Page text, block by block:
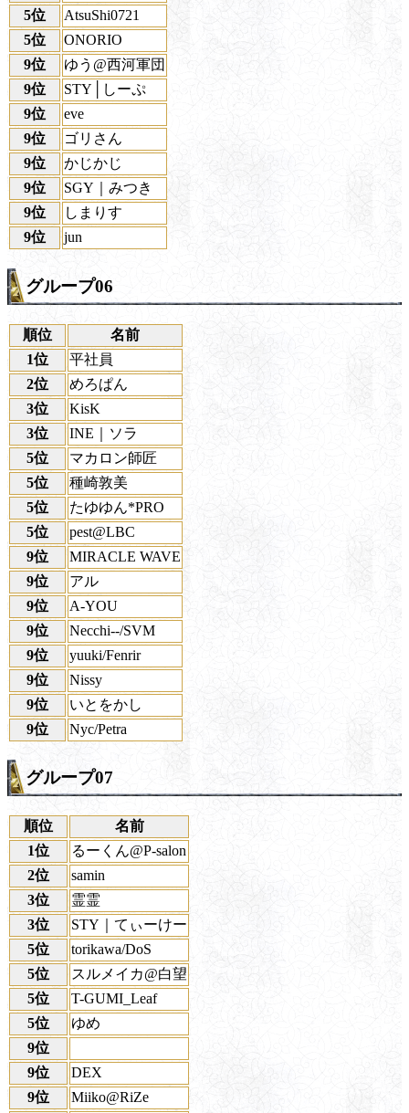
5位
AtsuShi0721
5位
ONORIO
9位
ゆう@西河軍団
9位
STY│しーぷ
9位
eve
9位
ゴリさん
9位
かじかじ
9位
SGY｜みつき
9位
しまりす
9位
jun
グループ06
順位
名前
1位
平社員
2位
めろぱん
3位
KisK
3位
INE｜ソラ
5位
マカロン師匠
5位
種崎敦美
5位
たゆゆん*PRO
5位
pest@LBC
9位
MIRACLE WAVE
9位
アル
9位
A-YOU
9位
Necchi--/SVM
9位
yuuki/Fenrir
9位
Nissy
9位
いとをかし
9位
Nyc/Petra
グループ07
順位
名前
1位
るーくん@P-salon
2位
samin
3位
霊霊
3位
STY｜てぃーけー
5位
torikawa/DoS
5位
スルメイカ@白望
5位
T-GUMI_Leaf
5位
ゆめ
9位
9位
DEX
9位
Miiko@RiZe